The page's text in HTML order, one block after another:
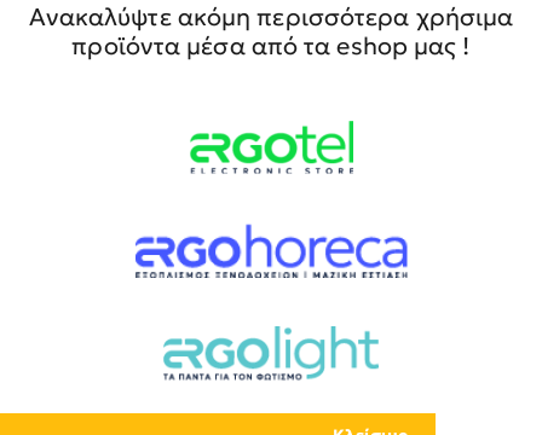
Ανακαλύψτε ακόμη περισσότερα χρήσιμα
προϊόντα μέσα από τα eshop μας !